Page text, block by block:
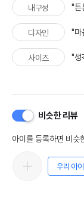
내구성 "튼
디자인 "마
사이즈 "생
비슷한 리뷰
아이를 등록하면 비슷
우리 아